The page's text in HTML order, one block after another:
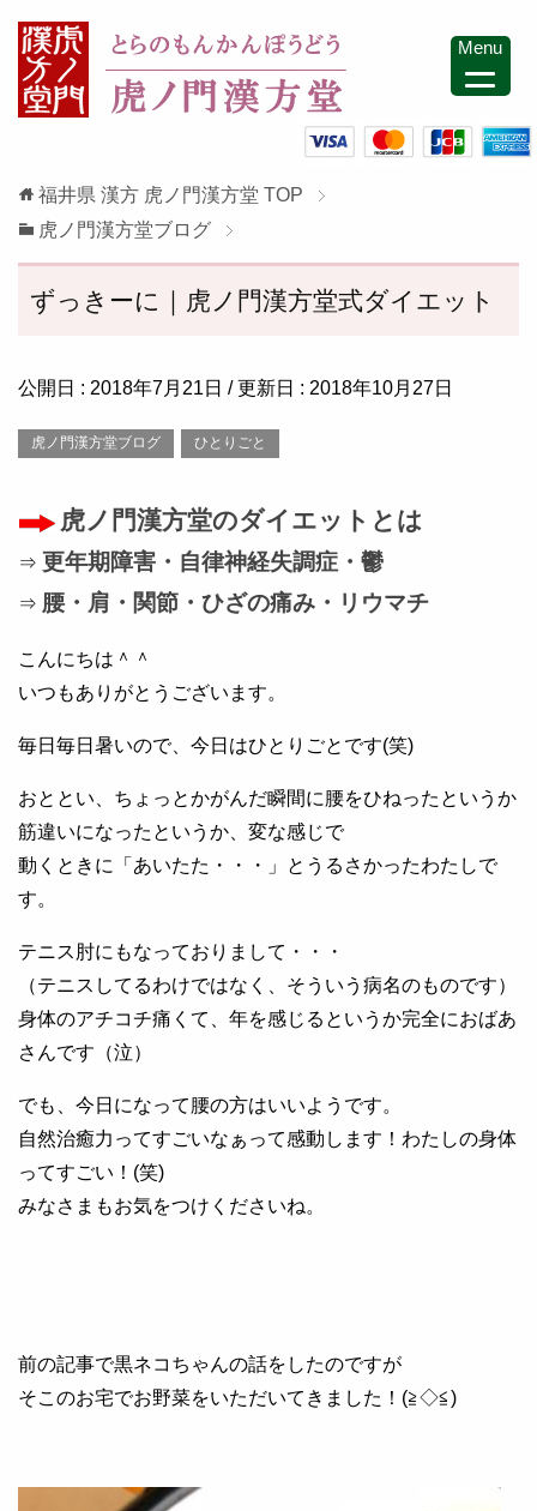
福井県 漢方 虎ノ門漢方堂 TOP
虎ノ門漢方堂ブログ
ずっきーに｜虎ノ門漢方堂式ダイエット
公開日 : 2018年7月21日 / 更新日 : 2018年10月27日
虎ノ門漢方堂ブログ ひとりごと
虎ノ門漢方堂のダイエットとは
⇒ 更年期障害・自律神経失調症・鬱
⇒ 腰・肩・関節・ひざの痛み・リウマチ
こんにちは＾＾
いつもありがとうございます。
毎日毎日暑いので、今日はひとりごとです(笑)
おととい、ちょっとかがんだ瞬間に腰をひねったというか
筋違いになったというか、変な感じで
動くときに「あいたた・・・」とうるさかったわたしで
す。
テニス肘にもなっておりまして・・・
（テニスしてるわけではなく、そういう病名のものです）
身体のアチコチ痛くて、年を感じるというか完全におばあ
さんです（泣）
でも、今日になって腰の方はいいようです。
自然治癒力ってすごいなぁって感動します！わたしの身体
ってすごい！(笑)
みなさまもお気をつけくださいね。
前の記事で黒ネコちゃんの話をしたのですが
そこのお宅でお野菜をいただいてきました！(≧◇≦)
Menu